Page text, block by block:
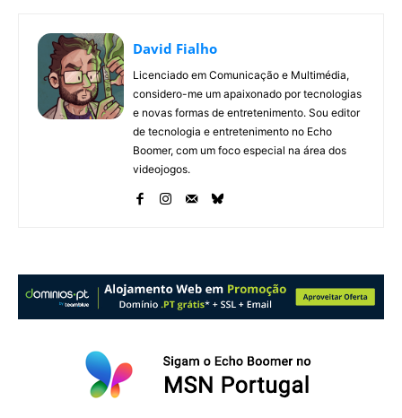
David Fialho
Licenciado em Comunicação e Multimédia,
considero-me um apaixonado por tecnologias
e novas formas de entretenimento. Sou editor
de tecnologia e entretenimento no Echo
Boomer, com um foco especial na área dos
videojogos.